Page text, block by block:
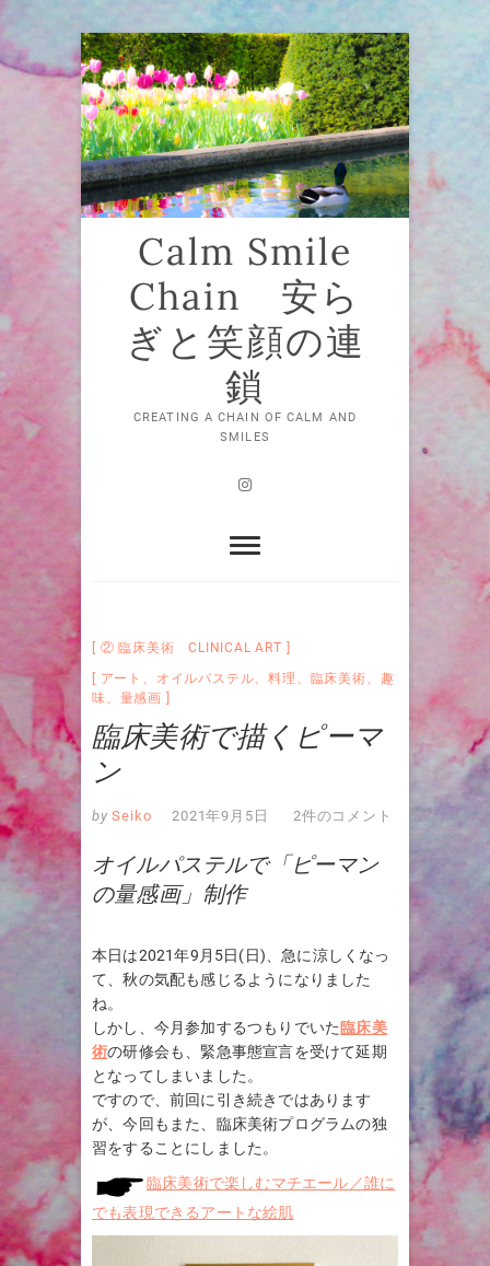
Skip
to
content
Calm Smile
Chain 安ら
ぎと笑顔の連
鎖
CREATING A CHAIN OF CALM AND
SMILES
Instagram
② 臨床美術 CLINICAL ART
アート
オイルパステル 、料理 臨床美術
趣
味
量感画
臨床美術で描くピーマ
ン
by Seiko 2021年9月5日 2件のコメント
オイルパステルで「ピーマン
の量感画」制作
本日は2021年9月5日(日)、急に涼しくなっ
て、秋の気配も感じるようになりました
ね。
しかし、今月参加するつもりでいた臨床美
術の研修会も、緊急事態宣言を受けて延期
となってしまいました。
ですので、前回に引き続きではあります
が、今回もまた、臨床美術プログラムの独
習をすることにしました。
臨床美術で楽しむマチエール／誰に
でも表現できるアートな絵肌